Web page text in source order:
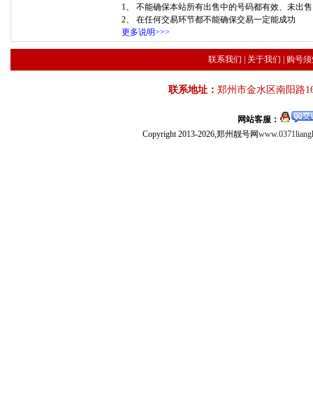
1、 不能确保本站所有出售中的号码都有效、未出
2、 在任何交易环节都不能确保交易一定能成功
更多说明>>>
联系我们 关于我们 购号
联系地址： 郑州市金水区南阳路
网站客服：
Copyright 2013-2026,郑州靓号网